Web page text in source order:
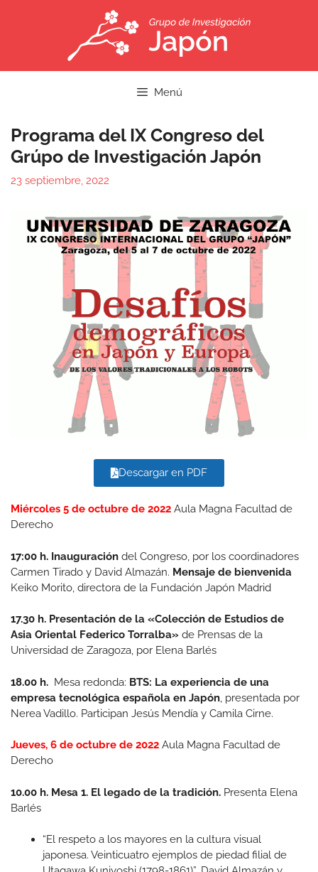
Menú
Programa del IX Congreso del
Grúpo de Investigación Japón
23 septiembre, 2022
Descargar en PDF
Miércoles 5 de octubre de 2022 Aula Magna Facultad de
Derecho
17:00 h. Inauguración del Congreso, por los coordinadores
Carmen Tirado y David Almazán. Mensaje de bienvenida
Keiko Morito, directora de la Fundación Japón Madrid
17.30 h. Presentación de la «Colección de Estudios de
Asia Oriental Federico Torralba» de Prensas de la
Universidad de Zaragoza, por Elena Barlés
18.00 h. Mesa redonda: BTS: La experiencia de una
empresa tecnológica española en Japón, presentada por
Nerea Vadillo. Participan Jesús Mendía y Camila Cirne.
Jueves, 6 de octubre de 2022 Aula Magna Facultad de
Derecho
10.00 h. Mesa 1. El legado de la tradición. Presenta Elena
Barlés
“El respeto a los mayores en la cultura visual
japonesa. Veinticuatro ejemplos de piedad filial de